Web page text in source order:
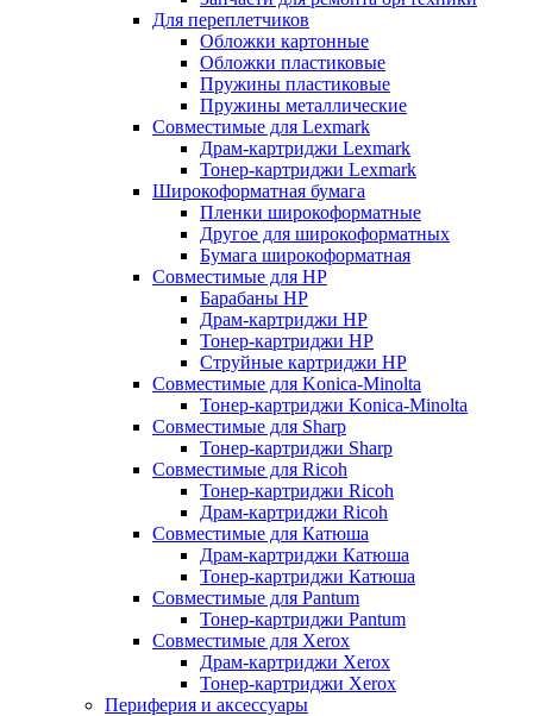
Для переплетчиков
Обложки картонные
Обложки пластиковые
Пружины пластиковые
Пружины металлические
Совместимые для Lexmark
Драм-картриджи Lexmark
Тонер-картриджи Lexmark
Широкоформатная бумага
Пленки широкоформатные
Другое для широкоформатных
Бумага широкоформатная
Совместимые для HP
Барабаны HP
Драм-картриджи HP
Тонер-картриджи HP
Струйные картриджи HP
Совместимые для Konica-Minolta
Тонер-картриджи Konica-Minolta
Совместимые для Sharp
Тонер-картриджи Sharp
Совместимые для Ricoh
Тонер-картриджи Ricoh
Драм-картриджи Ricoh
Совместимые для Катюша
Драм-картриджи Катюша
Тонер-картриджи Катюша
Совместимые для Pantum
Тонер-картриджи Pantum
Совместимые для Xerox
Драм-картриджи Xerox
Тонер-картриджи Xerox
Периферия и аксессуары